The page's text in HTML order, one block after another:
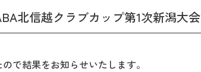
北信越クラブカップ第1次新潟大会
で結果をお知らせいたします。